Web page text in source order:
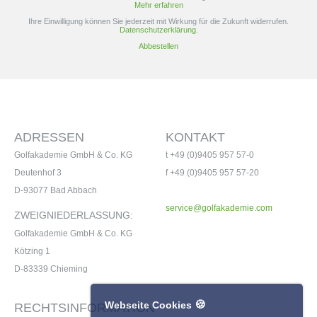
neuen s159 Wedges beeindrucken. Erleben Sie den
Unterschied auf dem Platz und setzen Sie neue Maßstäbe für
Mehr erfahren
Ihre Einwilligung können Sie jederzeit mit Wirkung für die Zukunft widerrufen.
Datenschutzerklärung.
Abbestellen
RECHTSINFORMATION
KONTAKT
t +49 (0)9405 957 57-0
f +49 (0)9405 957 57-20
service@golfakademie.com
ADRESSEN
Golfakademie GmbH & Co. KG
Deutenhof 3
D-93077 Bad Abbach
ZWEIGNIEDERLASSUNG:
Golfakademie GmbH & Co. KG
Kötzing 1
D-83339 Chieming
Webseite Cookies 🍪